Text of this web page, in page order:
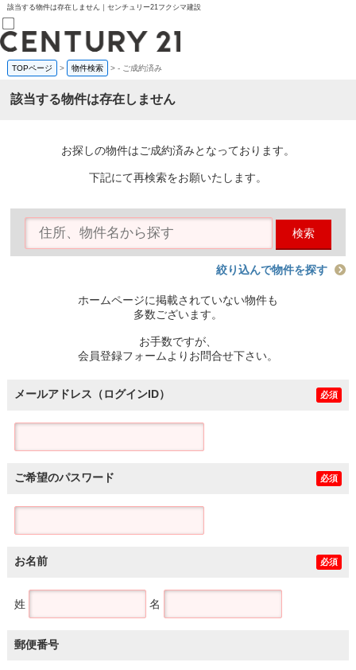
該当する物件は存在しません｜センチュリー21フクシマ建設
売買部
0120-800-844
賃貸部
会員メニュー
物件を探す
購入TOP
条件から探す
住宅ローン控除シミュレータ
TOPページ > 物件検索 >- ご成約済み
該当する物件は存在しません
お探しの物件はご成約済みとなっております。
下記にて再検索をお願いたします。
検索
絞り込んで物件を探す
ホームページに掲載されていない物件も
多数ございます。
お手数ですが、
会員登録フォームよりお問合せ下さい。
メールアドレス（ログインID） 必須
ご希望のパスワード 必須
お名前 必須
姓 名
郵便番号